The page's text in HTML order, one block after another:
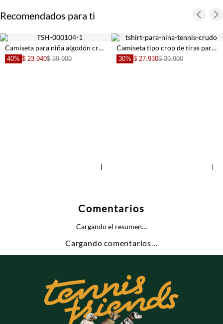
Recomendados para ti
+
Camiseta para niña algodón crema crop con estrellas estampado animal
40% $ 23.940$ 39.900
+
Camiseta tipo crop de tiras para niña con textura lisa
30% $ 27.930$ 39.900
Comentarios
Cargando el resumen…
Cargando comentarios…